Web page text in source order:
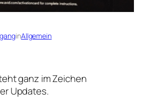
inAllgemein
ganz im Zeichen
Updates.